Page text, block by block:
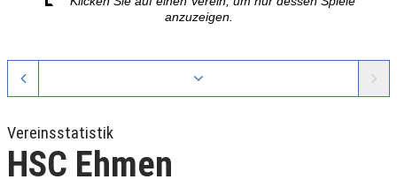
anzuzeigen.
Vereinsstatistik
HSC Ehmen